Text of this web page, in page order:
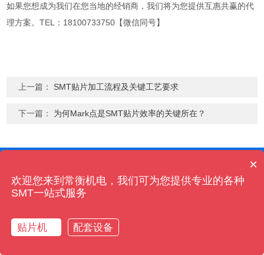
如果您想成为我们在您当地的经销商，我们将为您提供互惠共赢的代
理方案。TEL：18100733750【微信同号】
上一篇： SMT贴片加工流程及关键工艺要求
下一篇： 为何Mark点是SMT贴片效率的关键所在？
备案号:湘ICP备18021313号-1 湘公网安备 43019002001475号
地址：湖南省长沙市高新区明湖路392号-常衡机电
邮箱：one@charmhigh.com / sales@charmhigh.com
电话 短信
电话 短信
oiz780
×
欢迎您来到常衡机电，我们可为您提供专业的各种
SMT一站式服务
贴片机
配套设备
在线客服